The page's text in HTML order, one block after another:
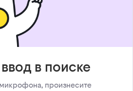
в поиске
произнесите